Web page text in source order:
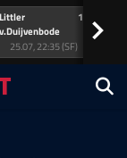
Littler
v.Duijvenbode
17
25.07, 22:35 (SF)
>